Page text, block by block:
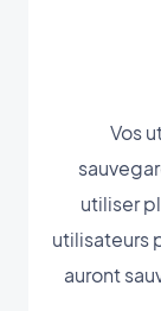
Vos
utiliser
utilisateurs
auront